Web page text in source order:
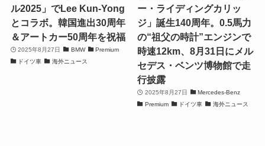
ル2025」でLee Kun-Yong
とコラボ。韓国進出30周年
＆アートカー50周年を祝福
2025年8月27日 BMW
Premium
ドイツ車
海外ニュース
ー・ライディングカリッ
ジ」誕生140周年。0.5馬力
の“祖父の時計”エンジンで
時速12km、8月31日にメル
セデス・ベンツ博物館で走
行披露
2025年8月27日
Mercedes-Benz
Premium
ドイツ車 海外ニュース